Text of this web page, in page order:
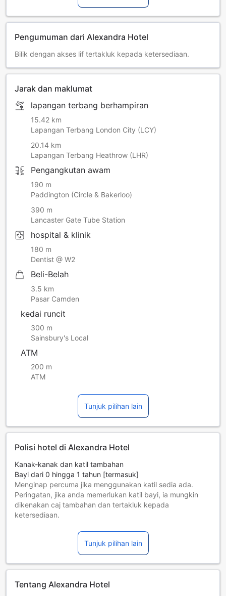
Pengumuman dari Alexandra Hotel
Bilik dengan akses lif tertakluk kepada ketersediaan.
Jarak dan maklumat
lapangan terbang berhampiran
15.42 km
Lapangan Terbang London City (LCY)
20.14 km
Lapangan Terbang Heathrow (LHR)
Pengangkutan awam
190 m
Paddington (Circle & Bakerloo)
390 m
Lancaster Gate Tube Station
hospital & klinik
180 m
Dentist @ W2
Beli-Belah
3.5 km
Pasar Camden
kedai runcit
300 m
Sainsbury's Local
ATM
200 m
ATM
Tunjuk pilihan lain
Polisi hotel di Alexandra Hotel
Kanak-kanak dan katil tambahan
Bayi dari 0 hingga 1 tahun [termasuk]
Menginap percuma jika menggunakan katil sedia ada.
Peringatan, jika anda memerlukan katil bayi, ia mungkin
dikenakan caj tambahan dan tertakluk kepada
ketersediaan.
Menginap percuma jika menggunakan katil sedia ada.
Tetamu yang berumur 3 tahun dan ke atas dianggap
sebagai orang dewasa
Katil tambahan adalah bergantung kepada bilik yang anda
lanjut.
Tunjuk pilihan lain
Tentang Alexandra Hotel